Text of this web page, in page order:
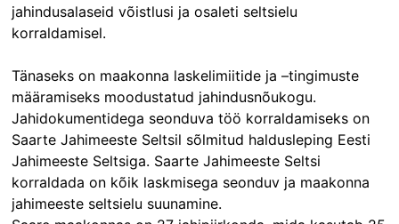
jahindusalaseid võistlusi ja osaleti seltsielu
korraldamisel.
Tänaseks on maakonna laskelimiitide ja –tingimuste
määramiseks moodustatud jahindusnõukogu.
Jahidokumentidega seonduva töö korraldamiseks on
Saarte Jahimeeste Seltsil sõlmitud haldusleping Eesti
Jahimeeste Seltsiga. Saarte Jahimeeste Seltsi
korraldada on kõik laskmisega seonduv ja maakonna
jahimeeste seltsielu suunamine.